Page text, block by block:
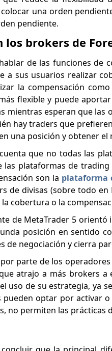
una orden
pendiente.
los brokers de
de las funciones de
a sus usuarios realizar
la compensación
flexible y puede
mientras esperan que las
hay traders que
una posición y obtener
que no todas las
las plataformas de
son la plataforma
de divisas (sobre todo
cobertura o la
de MetaTrader 5
posición en sentido
de negociación y cierra
parte de los
atrajo a más brokers
uso de su estrategia, ya
optar por activar
no permiten las prácticas